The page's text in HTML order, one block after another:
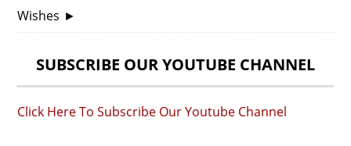
Wishes ►
SUBSCRIBE OUR YOUTUBE CHANNEL
Click Here To Subscribe Our Youtube Channel